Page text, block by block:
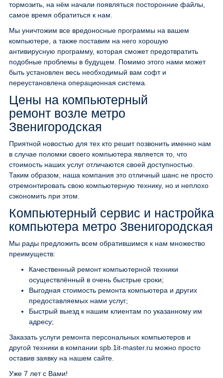
тормозить, на нём начали появляться посторонние файлы,
самое время обратиться к нам.
Мы уничтожим все вредоносные программы на вашем
компьютере, а также поставим на него хорошую
антивирусную программу, которая сможет предотвратить
подобные проблемы в будущем. Помимо этого нами может
быть установлен весь необходимый вам софт и
переустановлена операционная система.
Цены на компьютерный
ремонт возле метро
Звенигородская
Приятной новостью для тех кто решит позвонить именно нам
в случае поломки своего компьютера является то, что
стоимость наших услуг отличаются своей доступностью.
Таким образом, наша компания это отличный шанс не просто
отремонтировать свою компьютерную технику, но и неплохо
сэкономить при этом.
Компьютерный сервис и настройка
компьютера метро Звенигородская
Мы рады предложить всем обратившимся к нам множество
преимуществ:
Качественный ремонт компьютерной техники
осуществлённый в очень быстрые сроки;
Выгодная стоимость ремонта компьютера и других
предоставляемых нами услуг;
Быстрый выезд к нашим клиентам по указанному им
адресу;
Заказать услуги ремонта персональных компьютеров и
другой техники в компании spb.1it-master.ru можно просто
оставив заявку на нашем сайте.
Уже 7 лет с Вами!